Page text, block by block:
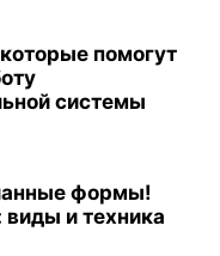
помогут
системы
формы!
и техника